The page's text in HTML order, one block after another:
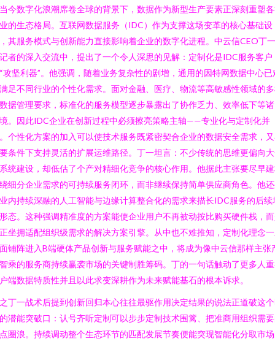
今数字化浪潮席卷全球的背景下，数据作为新型生产要素正深刻重塑
的生态格局。互联网数据服务（IDC）作为支撑这场变革的核心基础设
其服务模式与创新能力直接影响着企业的数字化进程。中云信CEO丁
者的深入交流中，提出了一个令人深思的见解：定制化是IDC服务客户
攻坚利器”。他强调，随着业务复杂性的剧增，通用的因特网数据中心已
足不同行业的个性化需求。面对金融、医疗、物流等高敏感性领域的
据管理要求，标准化的服务模型逐步暴露出了协作乏力、效率低下等
。因此IDC企业在创新过程中必须擦亮策略主轴——专业化与定制化并
个性化方案的加入可以使技术服务既紧密契合企业的数据安全需求，
条件下支持灵活的扩展运维路径。丁一坦言：不少传统的思维更偏向
统建设，却低估了个产对精细化竞争的核心作用。他据此主张要尽早
细分企业需求的可持续服务闭环，而非继续保持简单供应商角色。他
内持续深融的人工智能与边缘计算整合化的需求来描长IDC服务的后续
态。这种强调精准度的方案能使企业用户不再被动按比购买硬件栈，
坐拥适配组织级需求的解决方案引擎。从中也不难推知，定制化理念
铺阵进入B端硬体产品创新与服务赋能之中，将成为像中云信那样主张
乘的服务商持续赢袭市场的关键制胜筹码。丁的一句话触动了更多人
端数据特质性并且以此求变深耕作为未来赋能基石的根本诉求。
丁一战术后提到创新回归本心往往最驱作用决定结果的说法正道破这
潜能突破口：认号齐听定制可以步步定制技术围篱、把准商用组织需
圈浪。持续调动整个生态环节的匹配发展节奏便能突现智能化分取市